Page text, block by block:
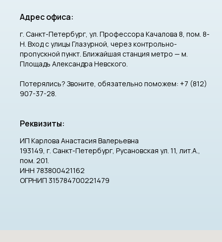
Адрес офиса:
г. Санкт-Петербург, ул. Профессора Качалова 8, пом. 8-
Н. Вход с улицы Глазурной, через контрольно-
пропускной пункт. Ближайшая станция метро — м.
Площадь Александра Невского.
Потерялись? Звоните, обязательно поможем: +7 (812)
907-37-28.
Реквизиты:
ИП Карлова Анастасия Валерьевна
193149, г. Санкт-Петербург, Русановская ул. 11, лит.А.,
пом. 201.
ИНН 783800421162
ОГРНИП 315784700221479